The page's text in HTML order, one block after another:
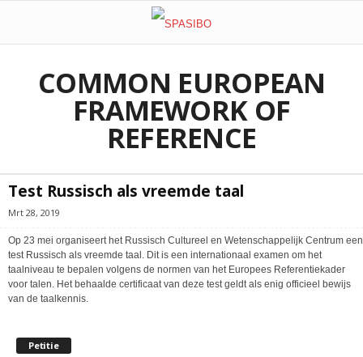
COMMON EUROPEAN
FRAMEWORK OF
REFERENCE
Test Russisch als vreemde taal
Mrt 28, 2019
Op 23 mei organiseert het Russisch Cultureel en Wetenschappelijk Centrum een
test Russisch als vreemde taal. Dit is een internationaal examen om het
taalniveau te bepalen volgens de normen van het Europees Referentiekader
voor talen. Het behaalde certificaat van deze test geldt als enig officieel bewijs
van de taalkennis.
Petitie